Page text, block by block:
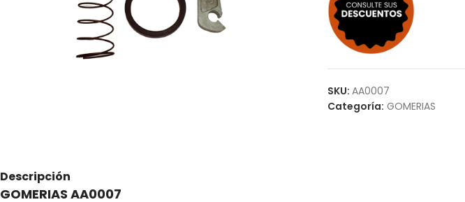
SKU:AA0007
Categoría: GOMERIAS
Descripción
GOMERIAS AA0007